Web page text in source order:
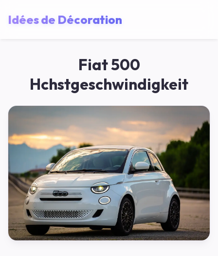
Idées de Décoration
Fiat 500
Hchstgeschwindigkeit